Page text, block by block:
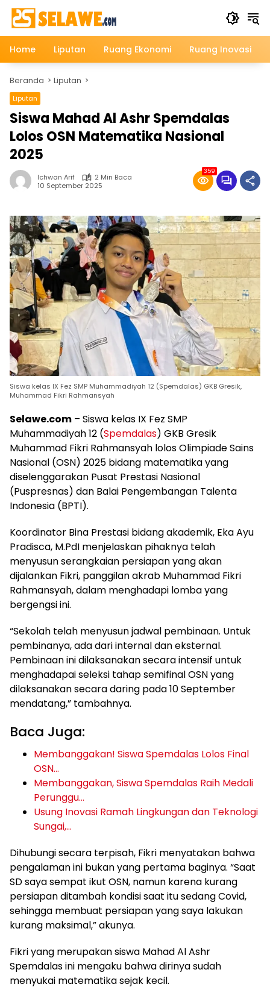
Langsung
konten
Home
Liputan Ruang Ekonomi Ruang Inovasi
Beranda Liputan
Liputan
Siswa Mahad Al Ashr Spemdalas
Lolos OSN Matematika Nasional
2025
Ichwan Arif
2 Min Baca
10 September 2025
359
Siswa kelas IX Fez SMP Muhammadiyah 12 (Spemdalas) GKB Gresik,
Muhammad Fikri Rahmansyah
Selawe.com – Siswa kelas IX Fez SMP
Muhammadiyah 12 (Spemdalas) GKB Gresik
Muhammad Fikri Rahmansyah lolos Olimpiade Sains
Nasional (OSN) 2025 bidang matematika yang
diselenggarakan Pusat Prestasi Nasional
(Puspresnas) dan Balai Pengembangan Talenta
Indonesia (BPTI).
Koordinator Bina Prestasi bidang akademik, Eka Ayu
Pradisca, M.PdI menjelaskan pihaknya telah
menyusun serangkaian persiapan yang akan
dijalankan Fikri, panggilan akrab Muhammad Fikri
Rahmansyah, dalam menghadapi lomba yang
bergengsi ini.
“Sekolah telah menyusun jadwal pembinaan. Untuk
pembinanya, ada dari internal dan eksternal.
Pembinaan ini dilaksanakan secara intensif untuk
menghadapai seleksi tahap semifinal OSN yang
dilaksanakan secara daring pada 10 September
mendatang,” tambahnya.
Baca Juga:
Membanggakan! Siswa Spemdalas Lolos Final
OSN…
Membanggakan, Siswa Spemdalas Raih Medali
Perunggu…
Usung Inovasi Ramah Lingkungan dan Teknologi
Sungai,…
Dihubungi secara terpisah, Fikri menyatakan bahwa
pengalaman ini bukan yang pertama baginya. “Saat
SD saya sempat ikut OSN, namun karena kurang
persiapan ditambah kondisi saat itu sedang Covid,
sehingga membuat persiapan yang saya lakukan
kurang maksimal,” akunya.
Fikri yang merupakan siswa Mahad Al Ashr
Spemdalas ini mengaku bahwa dirinya sudah
menyukai matematika sejak kecil.